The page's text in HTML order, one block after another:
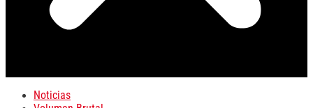
Noticias